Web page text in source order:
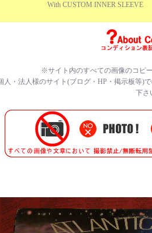
With CUSTOM INNER SLEEVE
※サイト内のすべての画像のコピ
人・法人様のサイト(ブログ・HP・掲示板等)
下さ